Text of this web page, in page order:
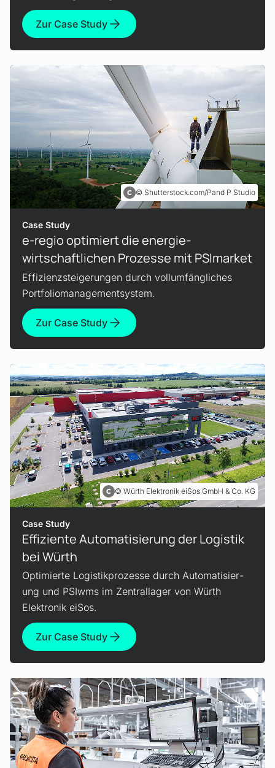
Zur Case Study
Shutterstock.com/Pand P Studio
Case Study
e-regio optimiert die energie­
wirtschaftlichen Prozesse mit PSImarket
Effizienzsteigerungen durch vollumfängliches
Portfoliomanagementsystem.
Zur Case Study
Würth Elektronik eiSos GmbH & Co. KG
Case Study
Effiziente Automatisierung der Logistik
bei Würth
Optimierte Logistikprozesse durch Auto­matisier­
ung und PSIwms im Zentrallager von Würth
Elektronik eiSos.
Zur Case Study